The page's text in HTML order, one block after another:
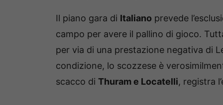
Il piano gara di Italiano prevede
campo per avere il pallino di gioco.
per via di una prestazione negativa di
condizione, lo scozzese è
scacco di Thuram e Locatelli, registra